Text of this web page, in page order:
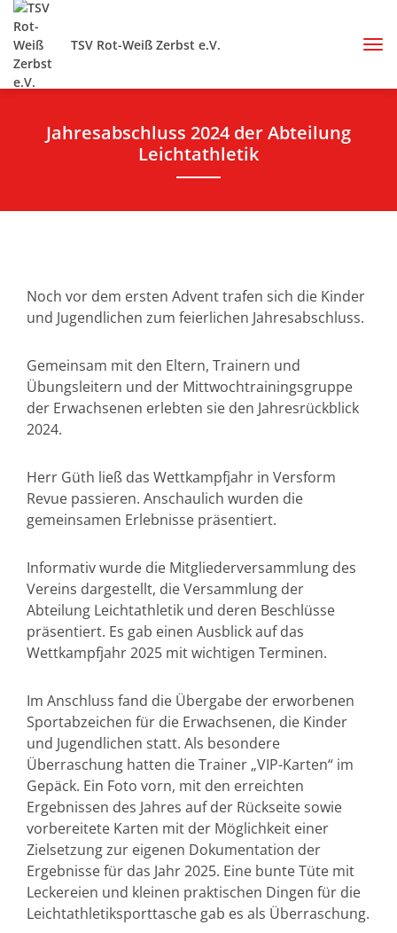
TSV Rot-Weiß Zerbst e.V.
Jahresabschluss 2024 der Abteilung
Leichtathletik
Noch vor dem ersten Advent trafen sich die Kinder
und Jugendlichen zum feierlichen Jahresabschluss.
Gemeinsam mit den Eltern, Trainern und
Übungsleitern und der Mittwochtrainingsgruppe
der Erwachsenen erlebten sie den Jahresrückblick
2024.
Herr Güth ließ das Wettkampfjahr in Versform
Revue passieren. Anschaulich wurden die
gemeinsamen Erlebnisse präsentiert.
Informativ wurde die Mitgliederversammlung des
Vereins dargestellt, die Versammlung der
Abteilung Leichtathletik und deren Beschlüsse
präsentiert. Es gab einen Ausblick auf das
Wettkampfjahr 2025 mit wichtigen Terminen.
Im Anschluss fand die Übergabe der erworbenen
Sportabzeichen für die Erwachsenen, die Kinder
und Jugendlichen statt. Als besondere
Überraschung hatten die Trainer „VIP-Karten“ im
Gepäck. Ein Foto vorn, mit den erreichten
Ergebnissen des Jahres auf der Rückseite sowie
vorbereitete Karten mit der Möglichkeit einer
Zielsetzung zur eigenen Dokumentation der
Ergebnisse für das Jahr 2025. Eine bunte Tüte mit
Leckereien und kleinen praktischen Dingen für die
Leichtathletiksporttasche gab es als Überraschung.